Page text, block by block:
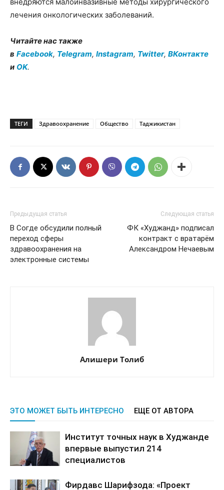
лечения онкологических заболеваний.
Читайте нас также
в Facebook, Telegram, Instagram, Twitter, ВКонтакте
и OK.
ТЕГИ Здравоохранение Общество Таджикистан
Предыдущая статья
В Согде обсудили полный
переход сферы
здравоохранения на
электронные системы
Следующая статья
ФК «Худжанд» подписал
контракт с вратарём
Александром Нечаевым
Алишери Толиб
ЭТО МОЖЕТ БЫТЬ ИНТЕРЕСНО ЕЩЕ ОТ АВТОРА
Институт точных наук в Худжанде
впервые выпустил 214
специалистов
Фирдавс Шарифзода: «Проект